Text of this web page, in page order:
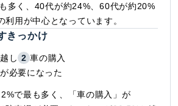
多く、40代が約24%、60代が約20%
利用が中心となっています。
きっかけ
し 2 車の購入
必要になった
で最も多く、「車の購入」が